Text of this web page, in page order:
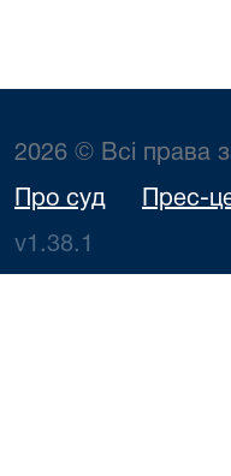
2026 © Всі права
Про суд Прес-
v1.38.1